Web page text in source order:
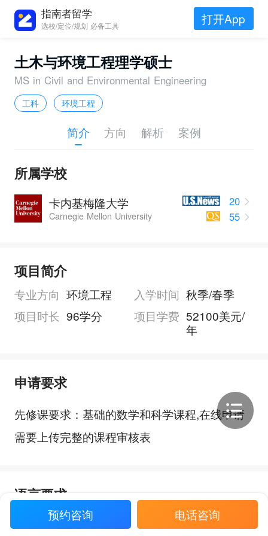
指南者留学
选校/定位/规划 必备工具 打开App
土木与环境工程理学硕士
MS in Civil and Environmental Engineering
工科 环境工程
简介 方向 解析 案例
所属学校
卡内基梅隆大学
Carnegie Mellon University
20
55
项目简介
专业方向 环境工程 入学时间 秋季/春季
项目时长 96学分 项目学费 52100美元/
年
申请要求
先修课要求：基础的数学和科学课程,在线申请
需要上传完整的课程审核表
语言要求
总分要求 小分要求
预约咨询 电话咨询